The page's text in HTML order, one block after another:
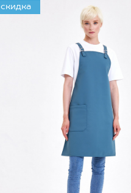
скидка